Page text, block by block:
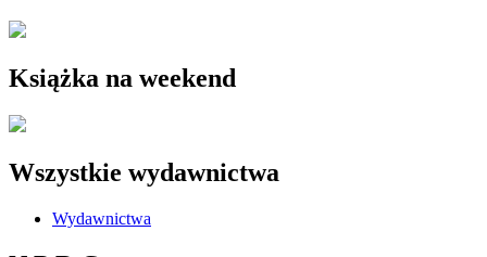
Książka na weekend
Wszystkie wydawnictwa
Wydawnictwa